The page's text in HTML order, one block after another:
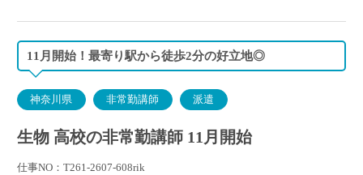
11月開始！最寄り駅から徒歩2分の好立地◎
神奈川県 非常勤講師 派遣
生物 高校の非常勤講師 11月開始
仕事NO：T261-2607-608rik